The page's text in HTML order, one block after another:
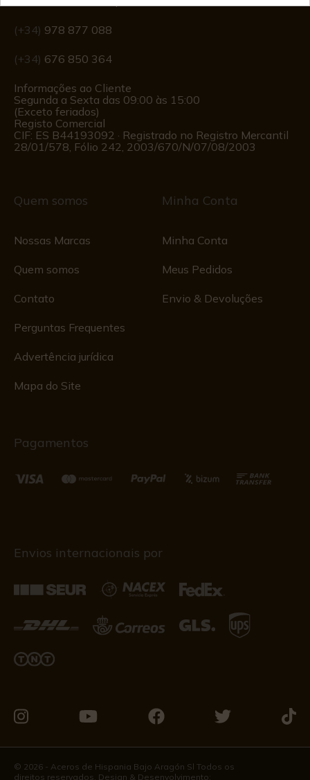
(+34) 978 877 088
(+34) 676 850 364
Informações ao Cliente
Segunda a Sexta das 09:00 às 15:00
(Exceto feriados)
Registo Comercial
CIF: ES B44193092 · Registrado no Registro Mercantil
28/01/578, Fólio 242, 2003/670/N/07/08/2003
Quem somos
Nossas Marcas
Quem somos
Contato
Perguntas Frequentes
Advertência jurídica
Mapa do Site
Minha Conta
Minha Conta
Meus Pedidos
Envio & Devoluções
Pagamentos
Envios internacionais por
nos
no
nos
no
nos
no
nos
no
nos
© 2026 - Aceros de Hispania Bajo Aragón Sl Todos os
direitos reservados. Design & Desenvolvimento: